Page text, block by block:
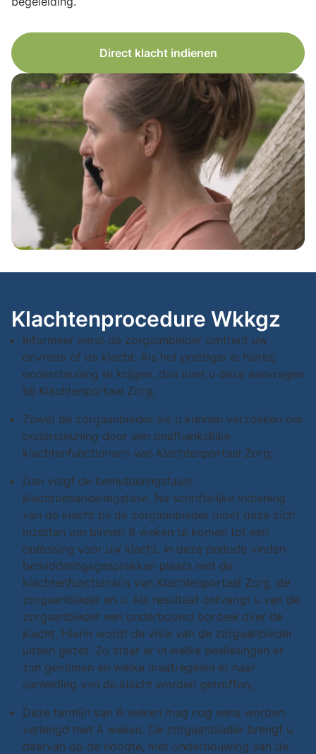
Direct klacht indienen
Klachtenprocedure Wkkgz
Informeer eerst de zorgaanbieder omtrent uw
onvrede of de klacht. Als het prettiger is hierbij
ondersteuning te krijgen, dan kunt u deze aanvragen
bij Klachtenportaal Zorg;
Zowel de zorgaanbieder als u kunnen verzoeken om
ondersteuning door een onafhankelijke
klachtenfunctionaris van Klachtenportaal Zorg;
Dan volgt de bemiddelingsfase/
klachtbehandelingsfase. Na schriftelijke indiening
van de klacht bij de zorgaanbieder moet deze zich
inzetten om binnen 6 weken te komen tot een
oplossing voor uw klacht. In deze periode vinden
bemiddelingsgesprekken plaats met de
klachtenfunctionaris van Klachtenportaal Zorg, de
zorgaanbieder en u. Als resultaat ontvangt u van de
zorgaanbieder een onderbouwd oordeel over de
klacht. Hierin wordt de visie van de zorgaanbieder
uiteen gezet. Zo staat er in welke beslissingen er
zijn genomen en welke maatregelen er naar
aanleiding van de klacht worden getroffen;
Deze termijn van 6 weken mag nog eens worden
verlengd met 4 weken. De zorgaanbieder brengt u
daarvan op de hoogte, met onderbouwing van de